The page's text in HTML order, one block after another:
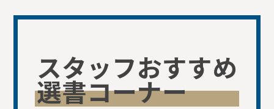
スタッフおすすめ
選書コーナー